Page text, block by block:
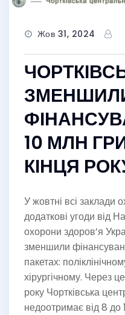
Жов 31, 2024
10 МЛН
КІНЦЯ
У жовтні всі заклади
додаткові угоди від
охорони здоров’я
зменшили
пакетах:
хірургічному. Через
року Чортківська
недоотримає від 8 до